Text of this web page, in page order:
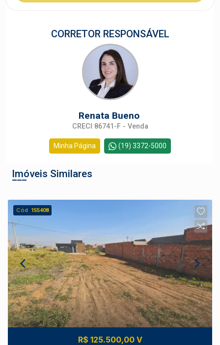
CORRETOR RESPONSÁVEL
Renata Bueno
CRECI 86741-F - Venda
Minha Página (19) 3372-5000
Imóveis Similares
Cód. 155408
R$ 125.500,00 V